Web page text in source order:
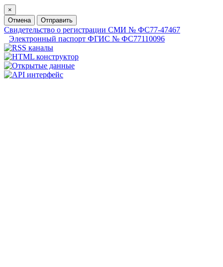
×
Отмена
Отправить
Свидетельство о регистрации СМИ № ФС77-47467
Электронный паспорт ФГИС № ФС77110096